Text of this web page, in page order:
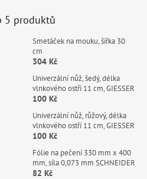
5 produktů
Smetáček na mouku, šířka 30
cm
304 Kč
Univerzální nůž, šedý, délka
vlnkového ostří 11 cm, GIESSER
100 Kč
Univerzální nůž, růžový, délka
vlnkového ostří 11 cm, GIESSER
100 Kč
Fólie na pečení 330 mm x 400
mm, síla 0,073 mm SCHNEIDER
82 Kč